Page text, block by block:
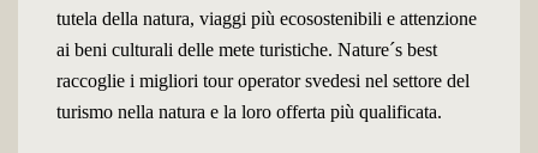
tutela della natura, viaggi più ecosostenibili e attenzione
ai beni culturali delle mete turistiche. Nature´s best
raccoglie i migliori tour operator svedesi nel settore del
turismo nella natura e la loro offerta più qualificata.